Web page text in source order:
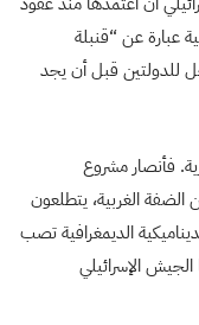
عبارة عن “قنبلة
للدولتين قبل أن يجد
فأنصار مشروع
الغربية، يتطلعون
الديمغرافية تصب
الإسرائيلي